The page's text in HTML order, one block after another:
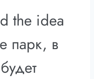
the idea
парк, в